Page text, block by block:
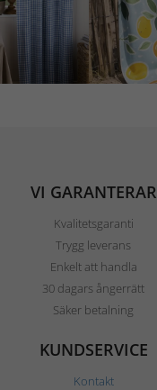
VI GARANTERAR
Kvalitetsgaranti
Trygg leverans
Enkelt att handla
30 dagars ångerrätt
Säker betalning
KUNDSERVICE
Kontakt